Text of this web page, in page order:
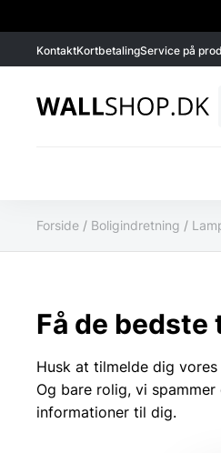
KontaktKortbetalingService på
Forside / Boligindretning /
Få de
Husk at tilmelde dig
Og bare rolig, vi
informationer til dig.